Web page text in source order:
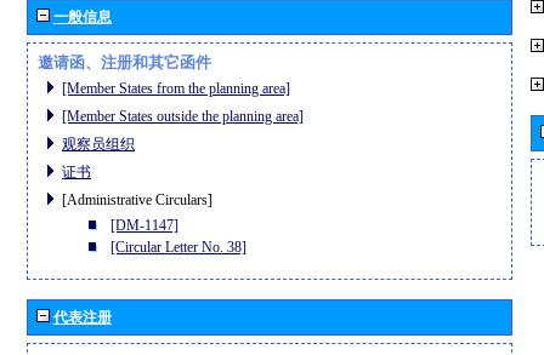
一般信息
邀请函、注册和其它函件
[Member States from the planning area]
[Member States outside the planning area]
观察员组织
证书
[Administrative Circulars]
[DM-1147]
[Circular Letter No. 38]
代表注册